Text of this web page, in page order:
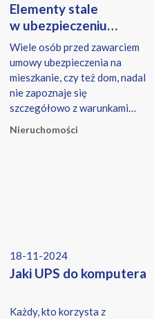
Elementy stale
w ubezpieczeniu
to warto wiedzieć
Wiele osób przed zawarciem
umowy ubezpieczenia na
mieszkanie, czy też dom, nadal
nie zapoznaje się
szczegółowo z warunkami
Nieruchomości
18-11-2024
Jaki UPS do komputera
Każdy, kto korzysta z